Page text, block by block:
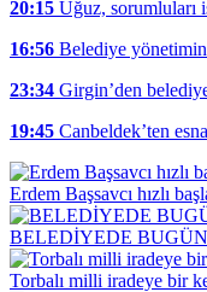
20:15 Uğuz, sorumluları
16:56 Belediye
23:34 Girgin’den
19:45 Canbeldek’ten
Erdem Başsavcı hızlı
BELEDİYEDE
Torbalı milli iradeye bir